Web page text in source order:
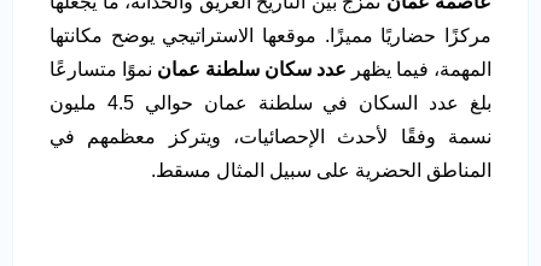
مركزًا حضاريًا مميزًا. موقعها الاستراتيجي يوضح مكانتها
المهمة، فيما يظهر عدد سكان سلطنة عمان نموًا متسارعًا
بلغ عدد السكان في سلطنة عمان حوالي 4.5 مليون
نسمة وفقًا لأحدث الإحصائيات، ويتركز معظمهم في
المناطق الحضرية على سبيل المثال مسقط.